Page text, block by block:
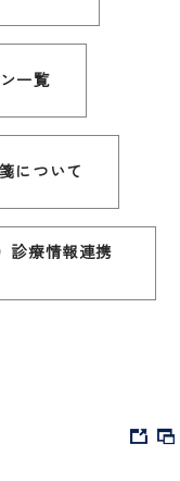
一覧
について
診療情報連携